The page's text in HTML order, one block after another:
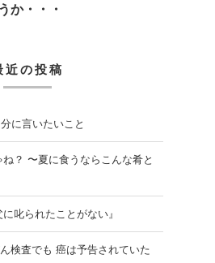
うか・・・
近の投稿
に言いたいこと
？ 〜夏に食うならこんな肴と
叱られたことがない』
検査でも 癌は予告されていた